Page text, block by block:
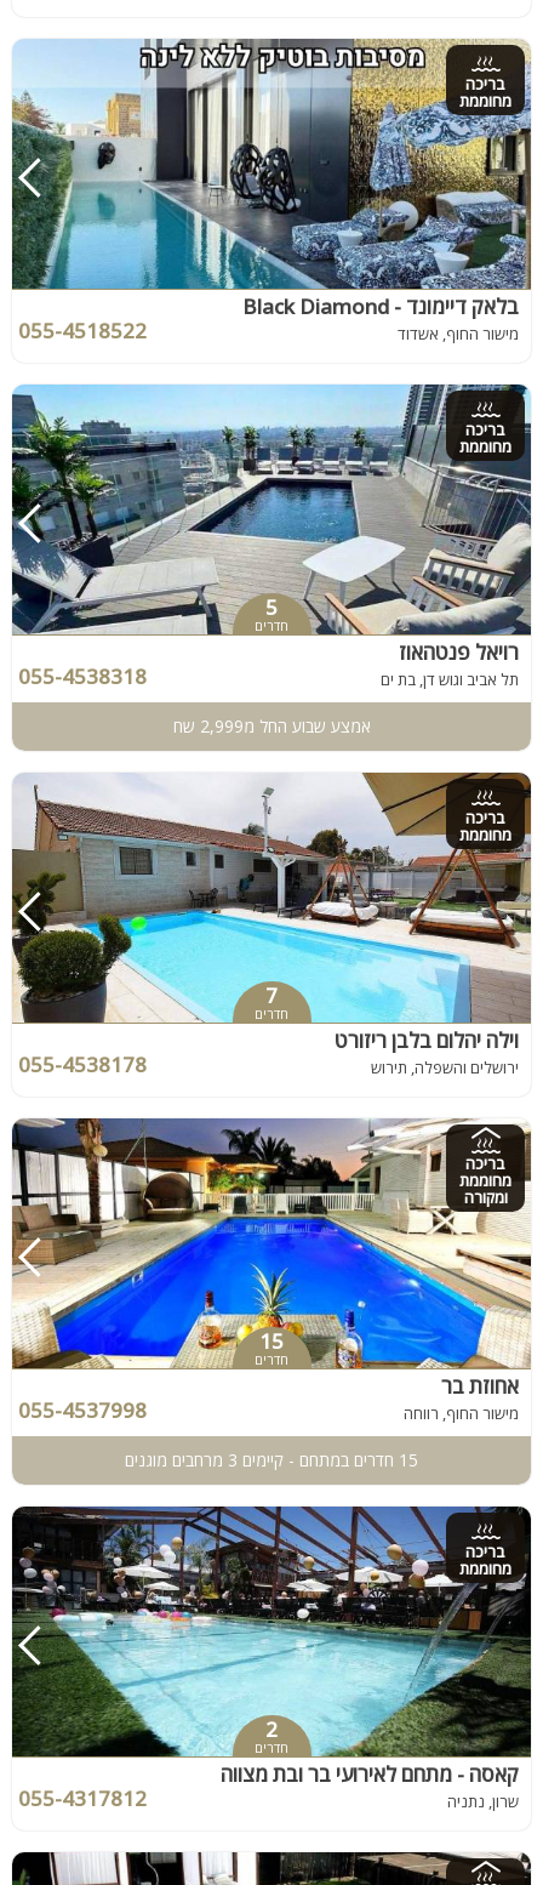
בריכה
מחוממת
בלאק דיימונד - Black Diamond
מישור החוף, אשדוד 055-4518522
בריכה
מחוממת
5
חדרים
רויאל פנטהאוז
תל אביב וגוש דן, בת ים 055-4538318
אמצע שבוע החל מ2,999 שח
בריכה
מחוממת
7
חדרים
וילה יהלום בלבן ריזורט
ירושלים והשפלה, תירוש 055-4538178
בריכה
מחוממת
ומקורה
15
חדרים
אחוזת בר
מישור החוף, רווחה 055-4537998
15 חדרים במתחם - קיימים 3 מרחבים מוגנים
בריכה
מחוממת
2
חדרים
קאסה - מתחם לאירועי בר ובת מצווה
שרון, נתניה 055-4317812